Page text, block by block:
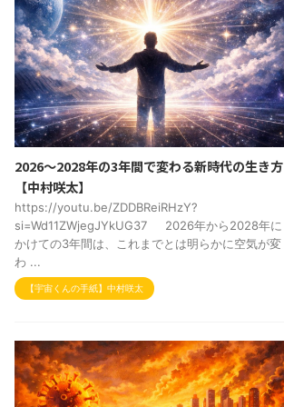
2026～2028年の3年間で変わる新時代の生き方
【中村咲太】
https://youtu.be/ZDDBReiRHzY?
si=Wd11ZWjegJYkUG37 2026年から2028年に
かけての3年間は、これまでとは明らかに空気が変
わ ...
【宇宙くんの手紙】中村咲太